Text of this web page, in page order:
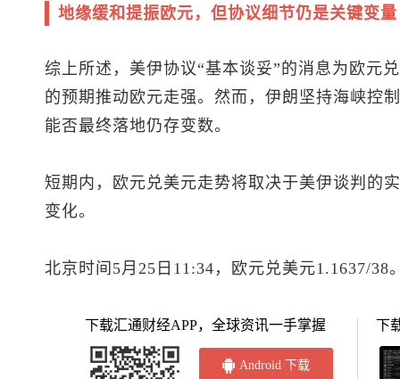
地缘缓和提振欧元，但协议细节仍是关键变量
综上所述，美伊协议“基本谈妥”的消息为 欧元
的预期推动欧元走强。然而，伊朗坚持海峡控
能否最终落地仍存变数。
短期内， 欧元兑美元走势将取决于美伊谈判的
变化。
北京时间5月25日11:34， 欧元兑美元1.1637/38
下载汇通财经APP，全球资讯一手掌握
Android 下载
下